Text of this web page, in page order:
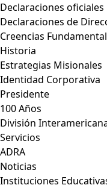
Declaraciones oficiales
Declaraciones de
Creencias
Historia
Estrategias Misionales
Identidad Corporativa
Presidente
100 Años
División
Servicios
ADRA
Noticias
Instituciones